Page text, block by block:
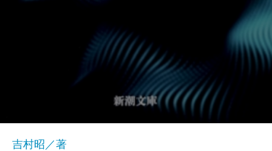
吉村昭／著